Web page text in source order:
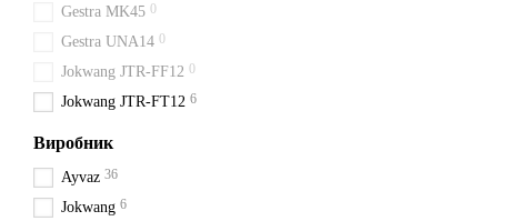
Gestra MK45 0
Gestra UNA14 0
Jokwang JTR-FF12 0
Jokwang JTR-FT12 6
Виробник
Ayvaz 36
Jokwang 6